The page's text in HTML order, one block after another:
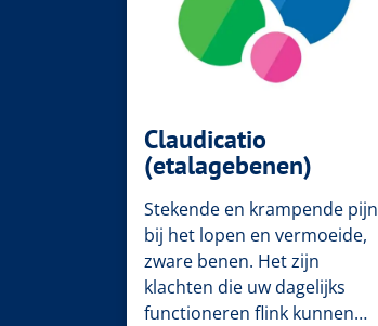
Claudicatio
(etalagebenen)
Stekende en krampende pijn
bij het lopen en vermoeide,
zware benen. Het zijn
klachten die uw dagelijks
functioneren flink kunnen…